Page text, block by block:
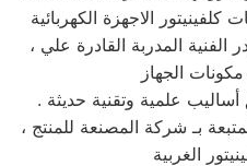
الاجهزة الكهربائية
، وذلك يكون الاستعانة بالكوادر الفنية المدربة القادرة علي
الجهاز
علمية وتقنية حديثة
الغربية